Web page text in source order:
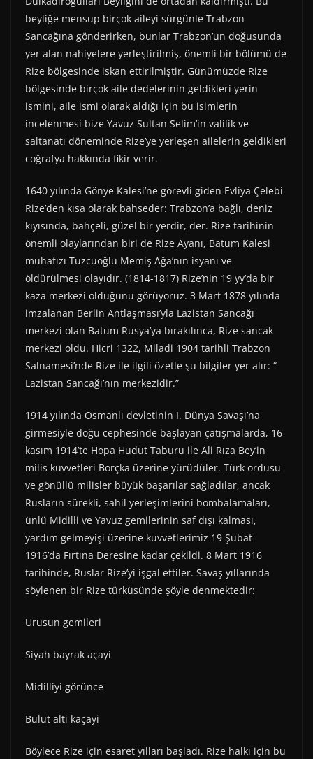
beyliğe mensup birçok aileyi sürgünle Trabzon
Sancağına gönderirken, bunlar Trabzon’un doğusunda
yer alan nahiyelere yerleştirilmiş, önemli bir bölümü de
Rize bölgesinde iskan ettirilmiştir. Günümüzde Rize
bölgesinde birçok aile dedelerinin geldikleri yerin
ismini, aile ismi olarak aldığı için bu isimlerin
incelenmesi bize Yavuz Sultan Selim’in valilik ve
saltanatı döneminde Rize’ye yerleşen ailelerin geldikleri
coğrafya hakkında fikir verir.
1640 yılında Gönye Kalesi’ne görevli giden Evliya Çelebi
Rize’den kısa olarak bahseder: Trabzon’a bağlı, deniz
kıyısında, bahçeli, güzel bir yerdir, der. Rize tarihinin
önemli olaylarından biri de Rize Ayanı, Batum Kalesi
muhafızı Tuzcuoğlu Memiş Ağa’nın isyanı ve
öldürülmesi olayıdır. (1814-1817) Rize’nin 19 yy’da bir
kaza merkezi olduğunu görüyoruz. 3 Mart 1878 yılında
imzalanan Berlin Antlaşması’yla Lazistan Sancağı
merkezi olan Batum Rusya’ya bırakılınca, Rize sancak
merkezi oldu. Hicri 1322, Miladi 1904 tarihli Trabzon
Salnamesi’nde Rize ile ilgili özetle şu bilgiler yer alır: “
Lazistan Sancağı’nın merkezidir.”
1914 yılında Osmanlı devletinin I. Dünya Savaşı’na
girmesiyle doğu cephesinde başlayan çatışmalarda, 16
kasım 1914’te Hopa Hudut Taburu ile Ali Rıza Bey’in
milis kuvvetleri Borçka üzerine yürüdüler. Türk ordusu
ve gönüllü milisler büyük başarılar sağladılar, ancak
Rusların sürekli, sahil yerleşimlerini bombalamaları,
ünlü Midilli ve Yavuz gemilerinin saf dışı kalması,
yardım gelmeyişi üzerine kuvvetlerimiz 19 Şubat
1916’da Fırtına Deresine kadar çekildi. 8 Mart 1916
tarihinde, Ruslar Rize’yi işgal ettiler. Savaş yıllarında
söylenen bir Rize türküsünde şöyle denmektedir:
Urusun gemileri
Siyah bayrak açayi
Midilliyi görünce
Bulut alti kaçayi
Böylece Rize için esaret yılları başladı. Rize halkı için bu